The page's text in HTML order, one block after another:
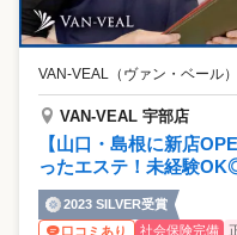
VAN-VEAL（ヴァン・ベール）
VAN-VEAL 宇部店
【山口・島根に新店
ったエステ！未経験
2023 SILVER受賞
口コミあり
社会保険完備